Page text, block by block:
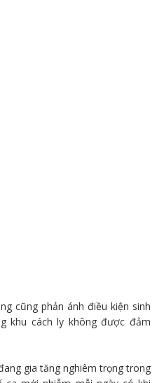
cũng phản ánh điều kiện sinh
khu cách ly không được đảm
gia tăng nghiêm trọng trong